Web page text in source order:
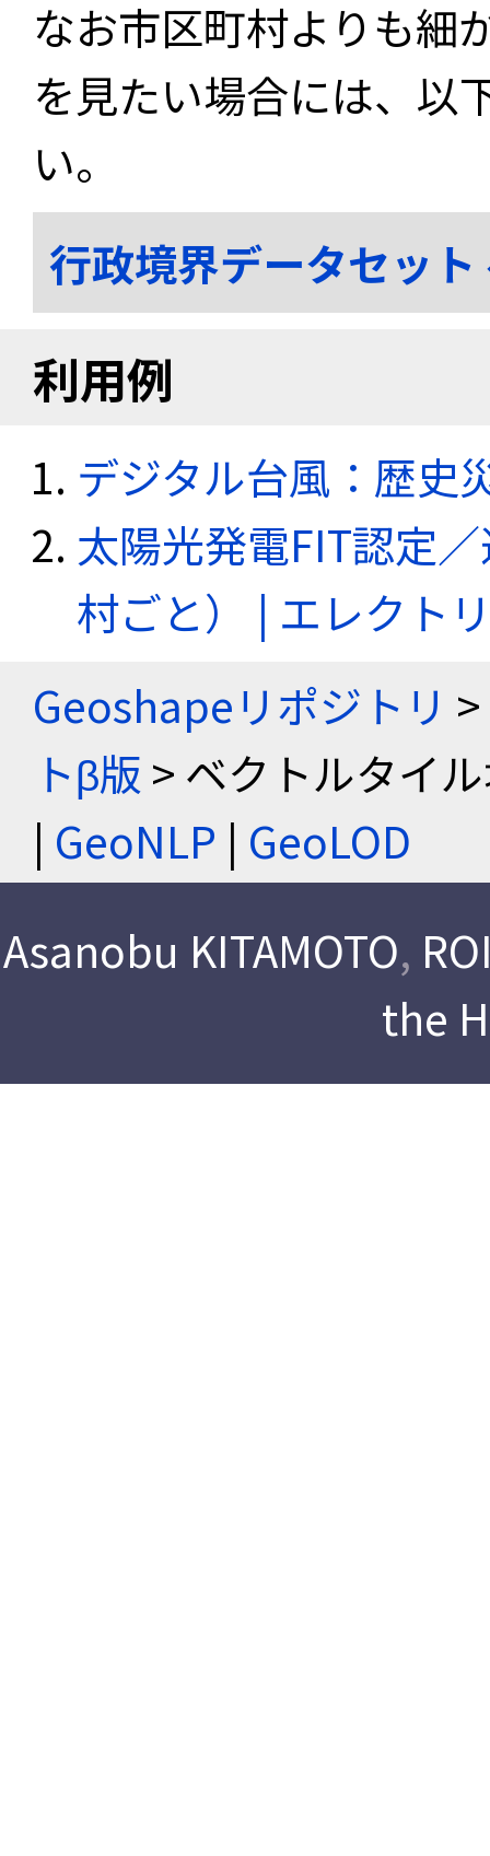
なお市区町村よりも細
を見たい場合には、以
い。
行政境界データセッ
利用例
デジタル台風：歴史
太陽光発電FIT認定
村ごと） | エレクト
Geoshapeリポジトリ >
トβ版 > ベクトルタイ
| GeoNLP | GeoLOD
Asanobu KITAMOTO,
the